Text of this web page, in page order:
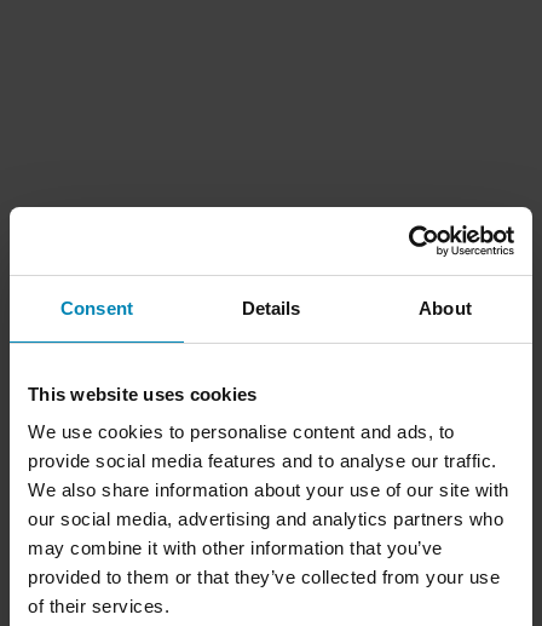
Consent Details About
This website uses cookies
We use cookies to personalise content and ads, to
provide social media features and to analyse our traffic.
We also share information about your use of our site with
our social media, advertising and analytics partners who
may combine it with other information that you’ve
provided to them or that they’ve collected from your use
of their services.